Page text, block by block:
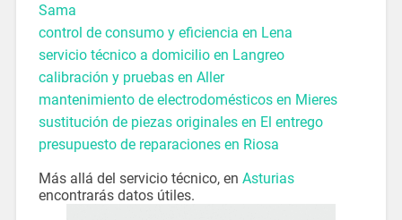
Sama
control de consumo y eficiencia en Lena
servicio técnico a domicilio en Langreo
calibración y pruebas en Aller
mantenimiento de electrodomésticos en Mieres
sustitución de piezas originales en El entrego
presupuesto de reparaciones en Riosa
Más allá del servicio técnico, en Asturias
encontrarás datos útiles.